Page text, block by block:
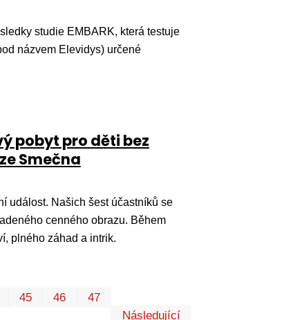
studie EMBARK, která testuje
názvem Elevidys) určené
pobyt pro děti bez
Smečna
událost. Našich šest účastníků se
cenného obrazu. Během
plného záhad a intrik.
45 46
47
Následující